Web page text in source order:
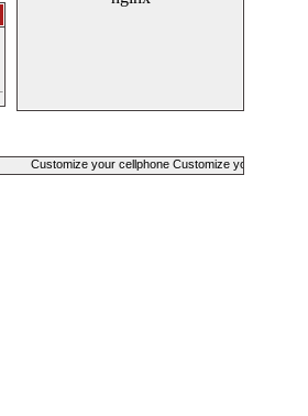
Customize your cellphone Customize your